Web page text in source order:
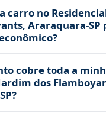
carro no
cobre toda a
dos